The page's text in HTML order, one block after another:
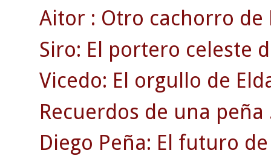
Aitor : Otro cachorro de
Siro: El portero celeste
Vicedo: El orgullo de
Recuerdos de una peña
Diego Peña: El futuro